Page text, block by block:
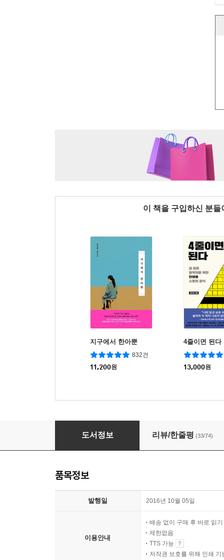
이 책을 구입하신 분
지구에서 한아뿐
832건
11,200원
4줄이면 된다
13,000원
립반윙클의 신부
도서정보 리뷰/한줄평 (33/74)
품목정보
발행일 2016년 10월 05일
이용안내
배송 없이 구매 후 바로 읽기
제한없음
TTS 가능
저작권 보호를 위해 인쇄 기